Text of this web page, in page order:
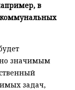
в
коммунальных
значимым
задач,